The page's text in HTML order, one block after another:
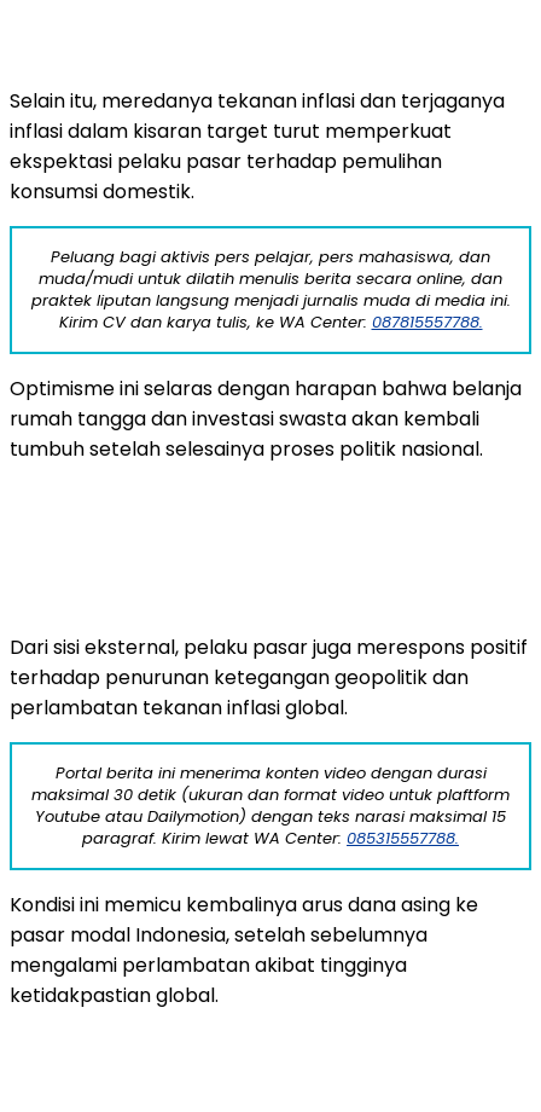
Selainitu, meredanya tekananinflasidan terjaganya
inflasidalam kisaran target turut memperkuat
ekspektasi pelaku pasar terhadap pemulihan
konsumsidomestik.
Peluang bagi aktivis pers pelajar, pers mahasiswa, dan
muda/mudi untuk dilatih menulis berita secara online, dan
praktek liputan langsung menjadi jurnalis muda di media ini.
Kirim CV dan karya tulis, ke WA Center: 087815557788.
Optimismeiniselarasdengan harapan bahwa belanja
rumah tanggadaninvestasiswastaakan kembali
tumbuhsetelahselesainya proses politik nasional.
Darisisieksternal, pelaku pasarjuga merespons positif
terhadap penurunan ketegangangeopolitikdan
perlambatan tekananinflasiglobal.
Portal berita ini menerima konten video dengan durasi
maksimal 30 detik (ukuran dan format video untuk plaftform
Youtube atau Dailymotion) dengan teks narasi maksimal 15
paragraf. Kirim lewat WA Center: 085315557788.
Kondisiini memicu kembalinyaarusdanaasing ke
pasar modal Indonesia,setelahsebelumnya
mengalami perlambatanakibat tingginya
ketidakpastianglobal.